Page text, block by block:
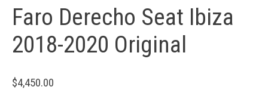
Faro Derecho Seat Ibiza
2018-2020 Original
$4,450.00